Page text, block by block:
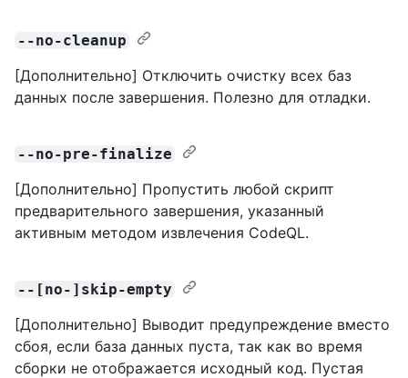
--no-cleanup
[Дополнительно] Отключить очистку всех баз
данных после завершения. Полезно для отладки.
--no-pre-finalize
[Дополнительно] Пропустить любой скрипт
предварительного завершения, указанный
активным методом извлечения CodeQL.
--[no-]skip-empty
[Дополнительно] Выводит предупреждение вместо
сбоя, если база данных пуста, так как во время
сборки не отображается исходный код. Пустая